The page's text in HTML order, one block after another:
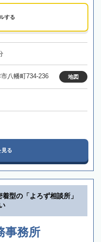
する
八幡町734-236 地図
見る
型の「よろず相談所」
事務所